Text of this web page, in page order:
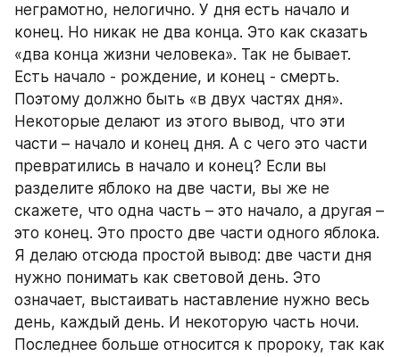
неграмотно, нелогично. У дня есть начало и
конец. Но никак не два конца. Это как сказать
«два конца жизни человека». Так не бывает.
Есть начало - рождение, и конец - смерть.
Поэтому должно быть «в двух частях дня».
Некоторые делают из этого вывод, что эти
части – начало и конец дня. А с чего это части
превратились в начало и конец? Если вы
разделите яблоко на две части, вы же не
скажете, что одна часть – это начало, а другая –
это конец. Это просто две части одного яблока.
Я делаю отсюда простой вывод: две части дня
нужно понимать как световой день. Это
означает, выстаивать наставление нужно весь
день, каждый день. И некоторую часть ночи.
Последнее больше относится к пророку, так как